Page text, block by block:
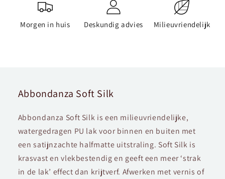
Morgen in huis Deskundig advies Milieuvriendelijk
Abbondanza Soft Silk
Abbondanza Soft Silk is een milieuvriendelijke,
watergedragen PU lak voor binnen en buiten met
een satijnzachte halfmatte uitstraling. Soft Silk is
krasvast en vlekbestendig en geeft een meer ‘strak
in de lak’ effect dan krijtverf. Afwerken met vernis of